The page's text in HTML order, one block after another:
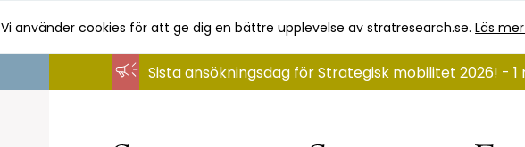
Vi använder cookies för att ge dig en bättre upplevelse av stratresearch.se.Läs
Sista ansökningsdag för Strategisk mobilitet 2026! - 1